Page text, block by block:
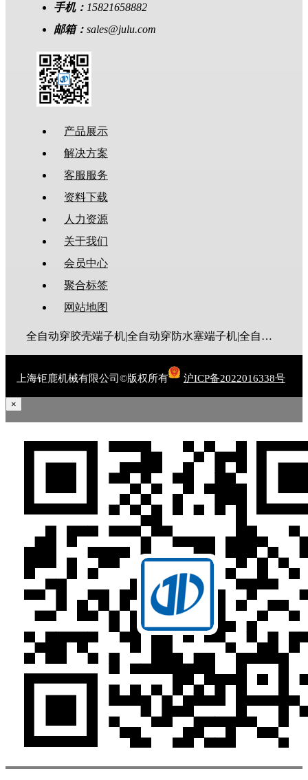
手机： 15821658882
邮箱： sales@julu.com
产品展示
解决方案
客服服务
资料下载
人力资源
关于我们
会员中心
聚合标签
网站地图
全自动穿胶壳端子机|全自动穿防水塞端子机|全自动穿热缩管端子机|全自动穿护套端子机|全自动穿号码管端子机|全自动端子机|全自动穿防水栓端子机|端子压着机|端子压接机|静音端子机|多芯线端子机|护套线端子机|全自动排线端子机|新能源大平方压接机|电脑剥线机|自动剥线机|裁线机|剥线机
上海钜鹿机械有限公司©版权所有 沪ICP备2022016338号
×